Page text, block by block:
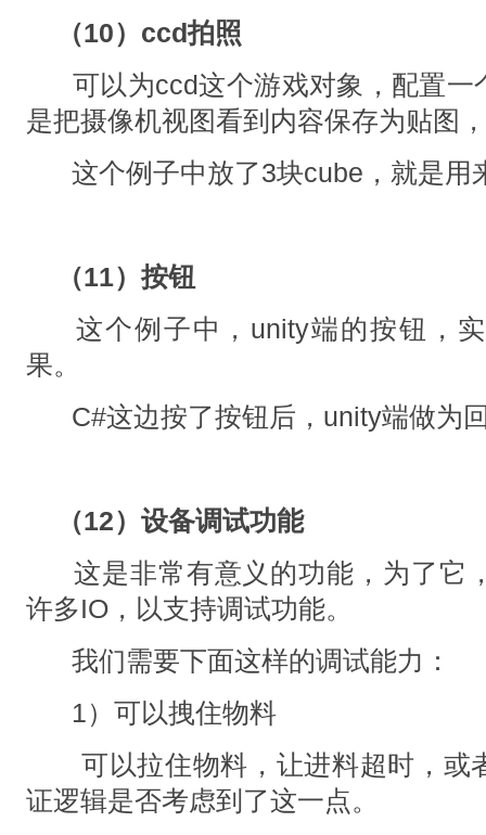
（10）ccd拍照
可以为ccd这个游戏对象，配置一
是把摄像机视图看到内容保存为贴图
这个例子中放了3块cube，就是用
（11）按钮
这个例子中，unity端的按钮，
果。
C#这边按了按钮后，unity端做为
（12）设备调试功能
这是非常有意义的功能，为了它
许多IO，以支持调试功能。
我们需要下面这样的调试能力：
1）可以拽住物料
可以拉住物料，让进料超时，或
证逻辑是否考虑到了这一点。